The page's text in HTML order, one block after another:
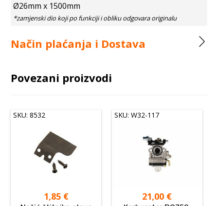
Ø26mm x 1500mm
Način plaćanja i Dostava
Povezani proizvodi
SKU: 8532
1,85 €
SKU: W32-117
21,00 €